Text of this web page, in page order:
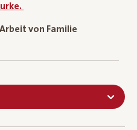
von Familie